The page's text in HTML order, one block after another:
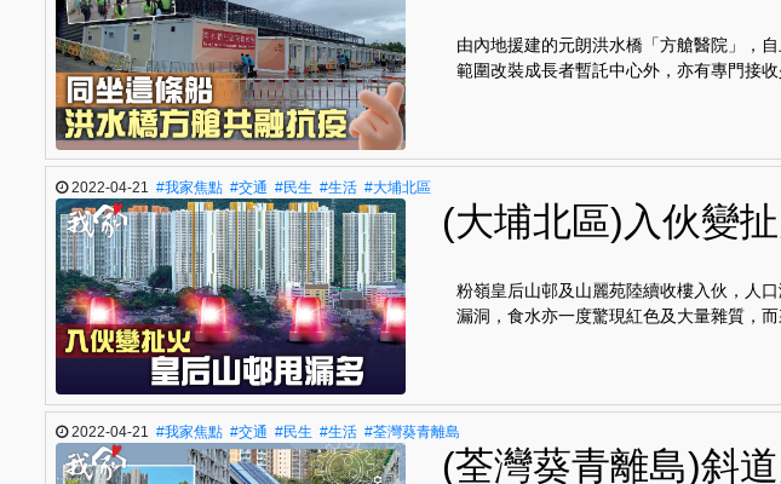
由內地援建的元朗洪水橋「方艙醫院」，
範圍改裝成長者暫託中心外，亦有專門接
2022-04-21 #我家焦點 #交通 #民生 #生活 #大埔北區
(大埔北區)入伙變
粉嶺皇后山邨及山麗苑陸續收樓入伙，人
漏洞，食水亦一度驚現紅色及大量雜質，
2022-04-21 #我家焦點 #交通 #民生 #生活 #荃灣葵青離島
(荃灣葵青離島)斜